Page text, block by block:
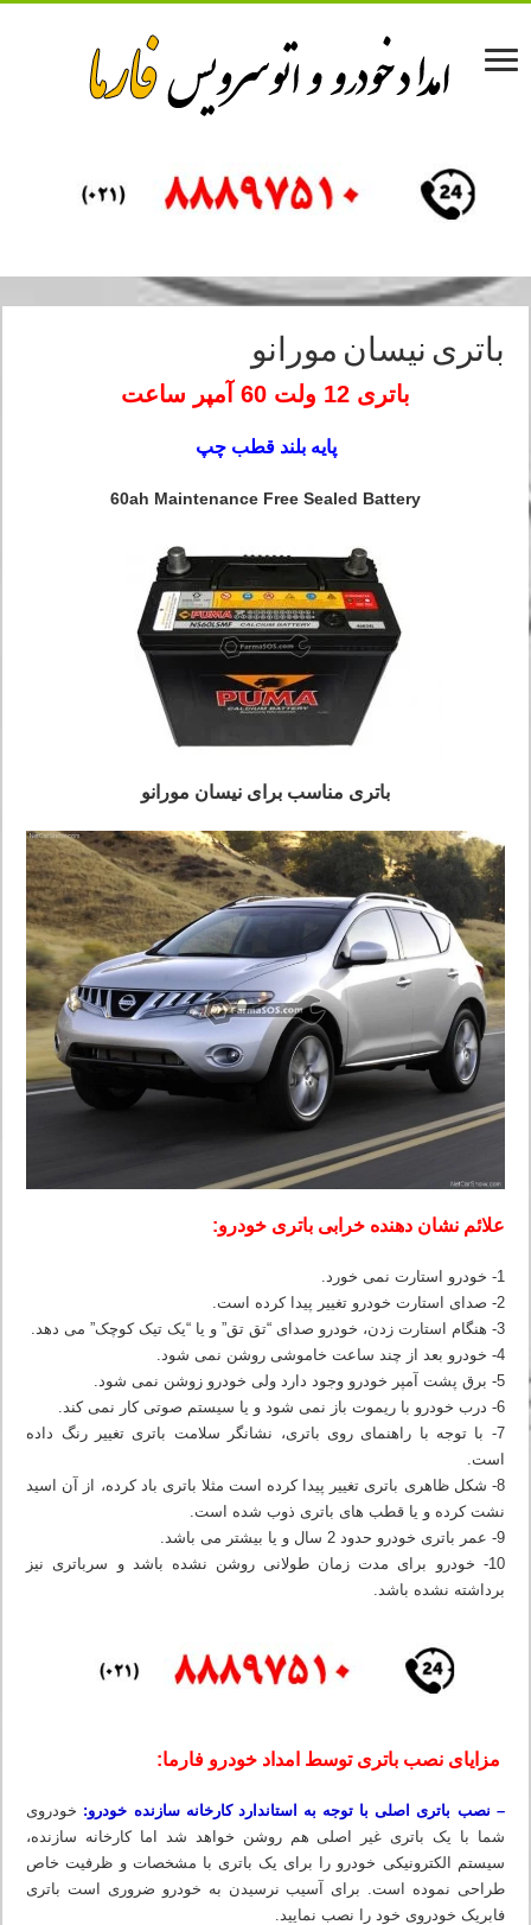
باتری نیسان مورانو
باتری 12 ولت 60 آمپر ساعت
پایه بلند قطب چپ
60ah Maintenance Free Sealed Battery
باتری مناسب برای نیسان مورانو
علائم نشان دهنده خرابی باتری خودرو:
1- خودرو استارت نمی خورد.
2- صدای استارت خودرو تغییر پیدا کرده است.
3- هنگام استارت زدن، خودرو صدای “تق تق” و یا “یک تیک کوچک” می دهد.
4- خودرو بعد از چند ساعت خاموشی روشن نمی شود.
5- برق پشت آمپر خودرو وجود دارد ولی خودرو زوشن نمی شود.
6- درب خودرو با ریموت باز نمی شود و یا سیستم صوتی کار نمی کند.
7- با توجه با راهنمای روی باتری، نشانگر سلامت باتری تغییر رنگ داده
است.
8- شکل ظاهری باتری تغییر پیدا کرده است مثلا باتری باد کرده، از آن اسید
نشت کرده و یا قطب های باتری ذوب شده است.
9- عمر باتری خودرو حدود 2 سال و یا بیشتر می باشد.
10- خودرو برای مدت زمان طولانی روشن نشده باشد و سرباتری نیز
برداشته نشده باشد.
مزایای نصب باتری توسط امداد خودرو فارما:
– نصب باتری اصلی با توجه به استاندارد کارخانه سازنده خودرو: خودروی
شما با یک باتری غیر اصلی هم روشن خواهد شد اما کارخانه سازنده،
سیستم الکترونیکی خودرو را برای یک باتری با مشخصات و ظرفیت خاص
طراحی نموده است. برای آسیب نرسیدن به خودرو ضروری است باتری
فابریک خودروی خود را نصب نمایید.